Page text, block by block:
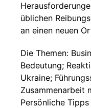
üblichen
an einen neuen
Die Themen:
Bedeutung;
Ukraine;
Zusammenarbeit
Persönliche Tipps